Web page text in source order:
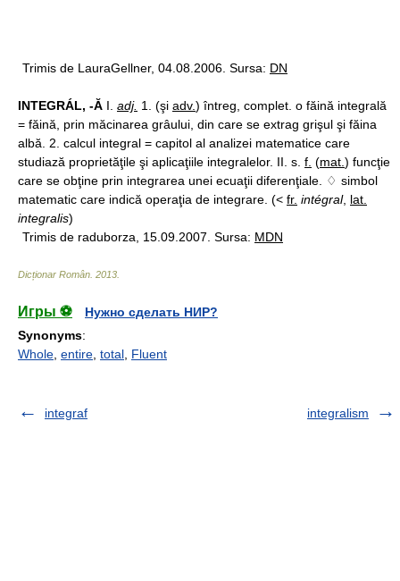
Trimis de LauraGellner, 04.08.2006. Sursa: DN
INTEGRÁL, -Ă I. adj. 1. (şi adv.) întreg, complet. o făină integrală
= făină, prin măcinarea grâului, din care se extrag grişul şi făina
albă. 2. calcul integral = capitol al analizei matematice care
studiază proprietăţile şi aplicaţiile integralelor. II. s. f. (mat. ) funcţie
care se obţine prin integrarea unei ecuaţii diferenţiale. ♢ simbol
matematic care indică operaţia de integrare. (< fr. intégral, lat.
integralis)
Trimis de raduborza, 15.09.2007. Sursa: MDN
Dicționar Român 2013
Игры ⚽
Нужно сделать НИР?
Synonyms:
Whole entire total Fluent
integraf integralism